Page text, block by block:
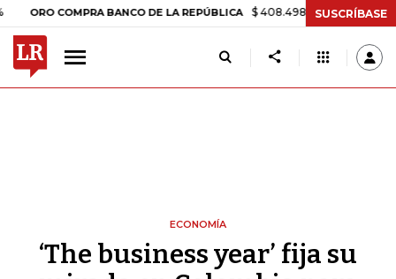
COMPRA BANCO DE LA REPÚBLICA $ 408.498,97 +$ 8.753,81 +2,19%
SUSCRÍBASE
ECONOMÍA
‘The business year’ fija su